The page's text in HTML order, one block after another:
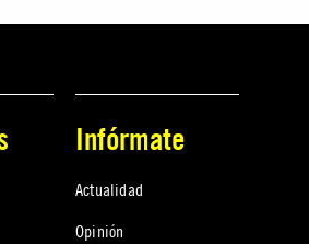
Infórmate
Actualidad
Opinión